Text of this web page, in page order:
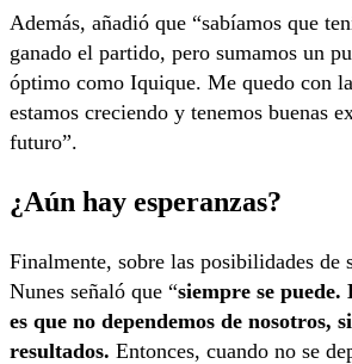
Además, añadió que “sabíamos que
ganado el partido, pero sumamos un
óptimo como Iquique. Me quedo con
estamos creciendo y tenemos buenas
futuro”.
¿Aún hay esperanzas?
Finalmente, sobre las posibilidades de
Nunes señaló que “siempre se
es que no dependemos de nosotros,
resultados. Entonces, cuando no se